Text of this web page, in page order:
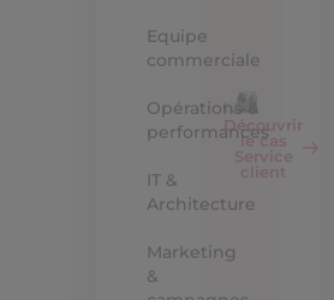
Equipe
commerciale
Opérations &
performances
IT &
Architecture
Marketing
&
Découvrir
le cas
Service
client